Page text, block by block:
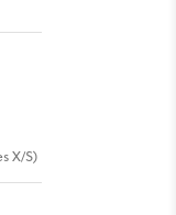
X/S)